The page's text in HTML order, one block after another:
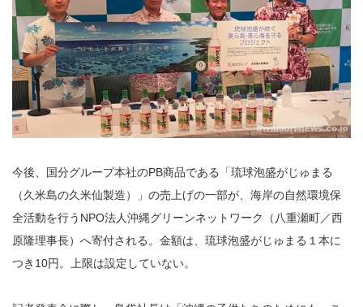
今後、国分グループ本社のPB商品である「琉球泡盛がじゅまる
（久米島の久米仙製造）」の売上げの一部が、海岸の自然環境保
全活動を行うNPO法人沖縄グリーンネットワーク（八重瀬町／西
原隆理事長）へ寄付される。金額は、琉球泡盛がじゅまる１本に
つき10円。上限は設定していない。